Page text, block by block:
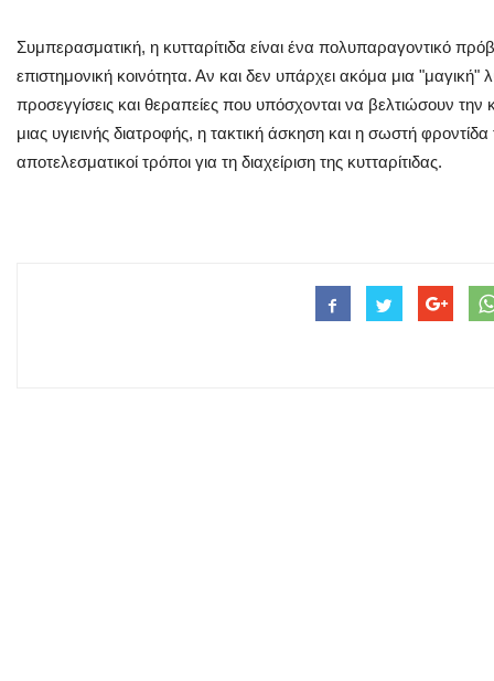
Συμπερασματική, η κυτταρίτιδα είναι ένα πολυπαραγοντικό
επιστημονική κοινότητα. Αν και δεν υπάρχει ακόμα μια
προσεγγίσεις και θεραπείες που υπόσχονται να βελτιώσουν
μιας υγιεινής διατροφής, η τακτική άσκηση και η σωστή
αποτελεσματικοί τρόποι για τη διαχείριση της κυτταρίτιδας.